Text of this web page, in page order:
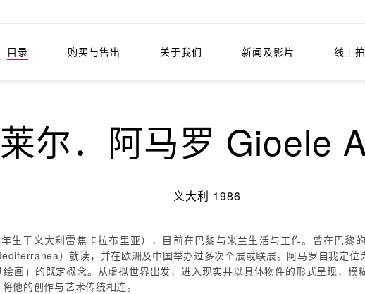
目录 购买与售出 关于我们 新闻及影片 线上
尔．阿马罗 Gioele
义大利 1986
生于义大利雷焦卡拉布里亚），目前在巴黎与米兰生活与工作。曾在巴黎
）就读，并在欧洲及中国举办过多次个展或联展。阿马罗自我定位
画」的既定概念。从虚拟世界出发，进入现实并以具体物件的形式呈现，
他的创作与艺术传统相连。